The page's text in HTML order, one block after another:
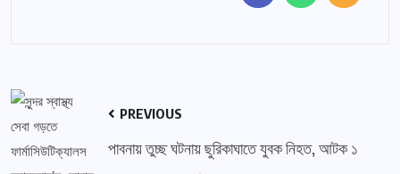
PREVIOUS
পাবনায় তুচ্ছ ঘটনায় ছুরিকাঘাতে যুবক নিহত, আটক ১